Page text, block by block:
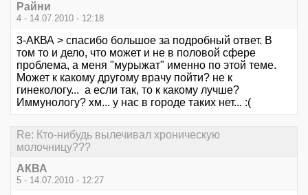
Райни
4 - 14.07.2010 - 12:18
3-АКВА > спасибо большое за подробный ответ. В
том то и дело, что может и не в половой сфере
проблема, а меня "мурыжат" именно по этой теме.
Может к какому другому врачу пойти? не к
гинекологу... а если так, то к какому лучше?
Иммунологу? хм... у нас в городе таких нет... :(
Re: Кто-нибудь вылечивал хроническую
молочницу???
АКВА
5 - 14.07.2010 - 12:27